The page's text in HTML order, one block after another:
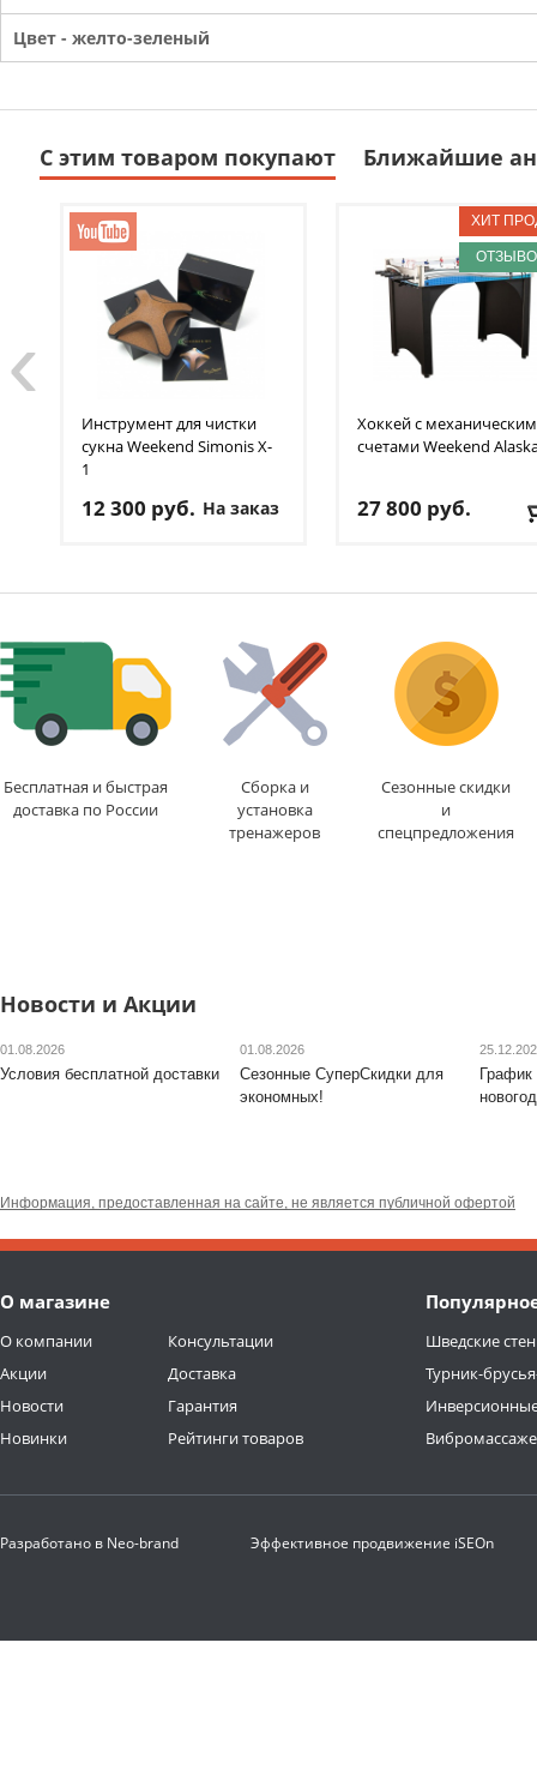
Цвет - желто-зеленый
С этим товаром покупают Ближайшие
Инструмент для чистки
сукна Weekend Simonis X-
1
12 300 руб. На заказ
1-2 дня
Хоккей с
счетами Weekend
27 800 руб.
1-2 дня
‹
Бесплатная и быстрая
доставка по России
Сборка и
установка
тренажеров
Сезонные скидки
и
спецпредложения
Новости и Акции
01.08.2026
Условия бесплатной доставки
01.08.2026
Сезонные СуперСкидки для
экономных!
График
Информация, предоставленная на сайте, не является публичной офертой
О магазине
О компании
Акции
Новости
Новинки
Консультации
Доставка
Гарантия
Рейтинги товаров
Шведские
Турник-
Разработано в Neo-brand Эффективное продвижение iSEOn